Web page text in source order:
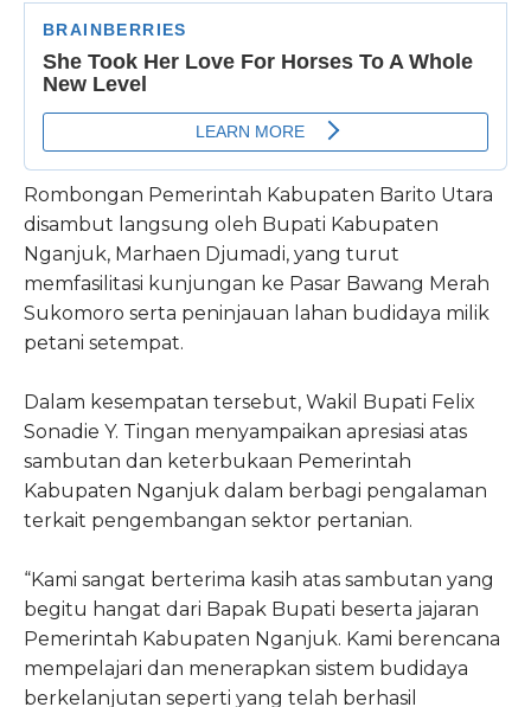
Rombongan Pemerintah Kabupaten Barito Utara
disambut langsung oleh Bupati Kabupaten
Nganjuk, Marhaen Djumadi, yang turut
memfasilitasi kunjungan ke Pasar Bawang Merah
Sukomoro serta peninjauan lahan budidaya milik
petani setempat.
Dalam kesempatan tersebut, Wakil Bupati Felix
Sonadie Y. Tingan menyampaikan apresiasi atas
sambutan dan keterbukaan Pemerintah
Kabupaten Nganjuk dalam berbagi pengalaman
terkait pengembangan sektor pertanian.
“Kami sangat berterima kasih atas sambutan yang
begitu hangat dari Bapak Bupati beserta jajaran
Pemerintah Kabupaten Nganjuk. Kami berencana
mempelajari dan menerapkan sistem budidaya
berkelanjutan seperti yang telah berhasil